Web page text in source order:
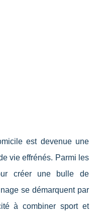
est devenue une
vie effrénés. Parmi les
créer une bulle de
se démarquent par
à combiner sport et